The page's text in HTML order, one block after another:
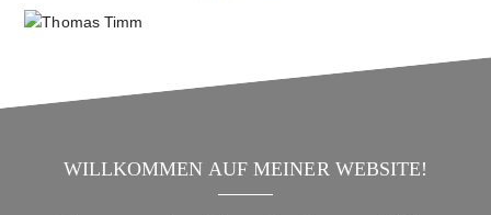
WILLKOMMEN AUF MEINER WEBSITE!